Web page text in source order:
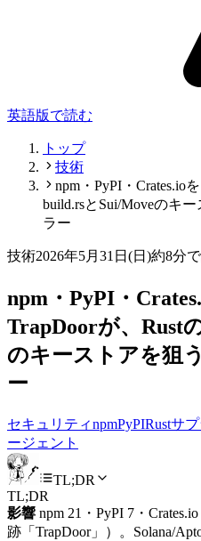
英語版で読む
トップ
技術
npm・PyPI・Crates.io
build.rsとSui/Moveのキ
ラー
技術2026年5月31日(日)約8分
npm・PyPI・
TrapDoorが、Rust
のキーストアを狙
ー
セキュリティnpmPyPIRustサ
ージェント
TL;DR
TL;DR
影響 npm 21・PyPI 7・
跡「TrapDoor」）。Solana/